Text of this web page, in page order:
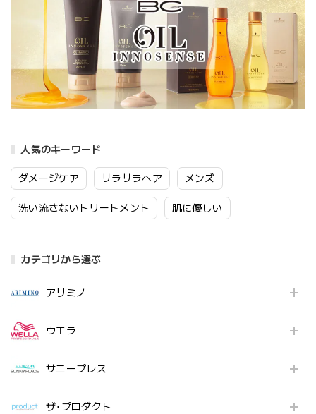
人気のキーワード
ダメージケア サラサラヘア メンズ
洗い流さないトリートメント 肌に優しい
カテゴリから選ぶ
アリミノ
ウエラ
サニープレス
ザ･プロダクト